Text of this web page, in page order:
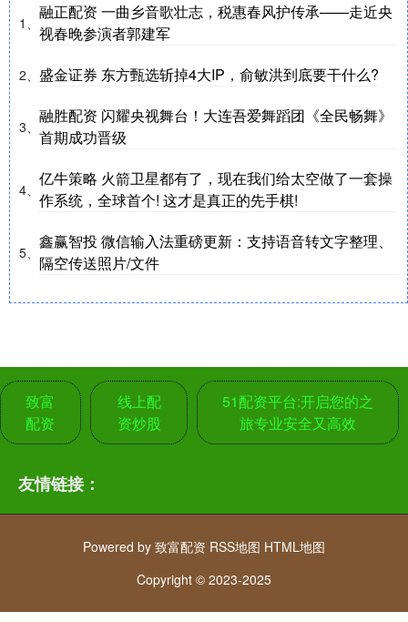
1、
融正配资 一曲乡音歌壮志，税惠春风护传承——走近央
视春晚参演者郭建军
2、 盛金证券 东方甄选斩掉4大IP，俞敏洪到底要干什么?
3、
融胜配资 闪耀央视舞台！大连吾爱舞蹈团《全民畅舞》
首期成功晋级
4、
亿牛策略 火箭卫星都有了，现在我们给太空做了一套操
作系统，全球首个! 这才是真正的先手棋!
5、
鑫赢智投 微信输入法重磅更新：支持语音转文字整理、
隔空传送照片/文件
致富
配资
线上配
资炒股
51配资平台:开启您的之
旅专业安全又高效
友情链接：
Powered by 致富配资 RSS地图 HTML地图
Copyright © 2023-2025